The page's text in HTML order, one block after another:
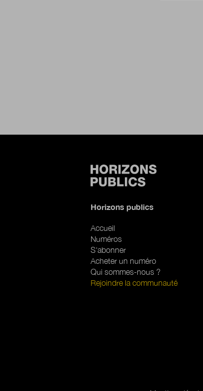
Horizons publics
Accueil
Numéros
S'abonner
Acheter un numéro
Qui sommes-nous ?
Rejoindre la communauté